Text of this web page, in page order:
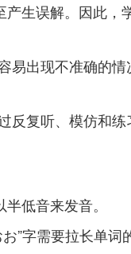
生误解。因此，
易出现不准确的
反复听、模仿和
低音来发音。
”字需要拉长单词